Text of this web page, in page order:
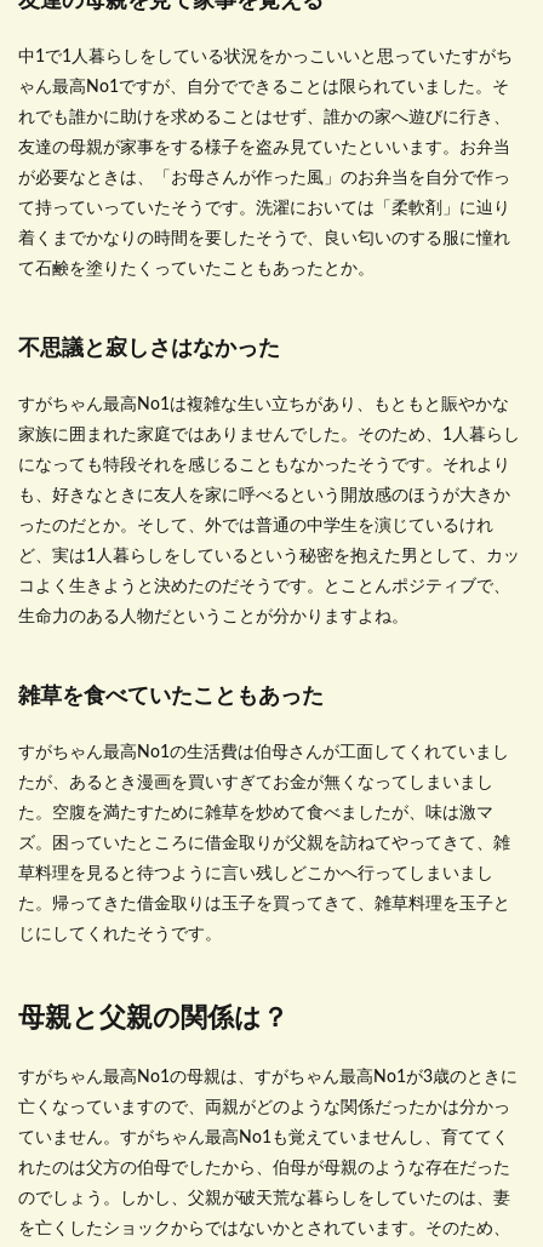
中1で1人暮らしをしている状況をかっこいいと思っていたすがち
ゃん最高No1ですが、自分でできることは限られていました。そ
れでも誰かに助けを求めることはせず、誰かの家へ遊びに行き、
友達の母親が家事をする様子を盗み見ていたといいます。お弁当
が必要なときは、「お母さんが作った風」のお弁当を自分で作っ
て持っていっていたそうです。洗濯においては「柔軟剤」に辿り
着くまでかなりの時間を要したそうで、良い匂いのする服に憧れ
て石鹸を塗りたくっていたこともあったとか。
不思議と寂しさはなかった
すがちゃん最高No1は複雑な生い立ちがあり、もともと賑やかな
家族に囲まれた家庭ではありませんでした。そのため、1人暮らし
になっても特段それを感じることもなかったそうです。それより
も、好きなときに友人を家に呼べるという開放感のほうが大きか
ったのだとか。そして、外では普通の中学生を演じているけれ
ど、実は1人暮らしをしているという秘密を抱えた男として、カッ
コよく生きようと決めたのだそうです。とことんポジティブで、
生命力のある人物だということが分かりますよね。
雑草を食べていたこともあった
すがちゃん最高No1の生活費は伯母さんが工面してくれていまし
たが、あるとき漫画を買いすぎてお金が無くなってしまいまし
た。空腹を満たすために雑草を炒めて食べましたが、味は激マ
ズ。困っていたところに借金取りが父親を訪ねてやってきて、雑
草料理を見ると待つように言い残しどこかへ行ってしまいまし
た。帰ってきた借金取りは玉子を買ってきて、雑草料理を玉子と
じにしてくれたそうです。
母親と父親の関係は？
すがちゃん最高No1の母親は、すがちゃん最高No1が3歳のときに
亡くなっていますので、両親がどのような関係だったかは分かっ
ていません。すがちゃん最高No1も覚えていませんし、育ててく
れたのは父方の伯母でしたから、伯母が母親のような存在だった
のでしょう。しかし、父親が破天荒な暮らしをしていたのは、妻
を亡くしたショックからではないかとされています。そのため、